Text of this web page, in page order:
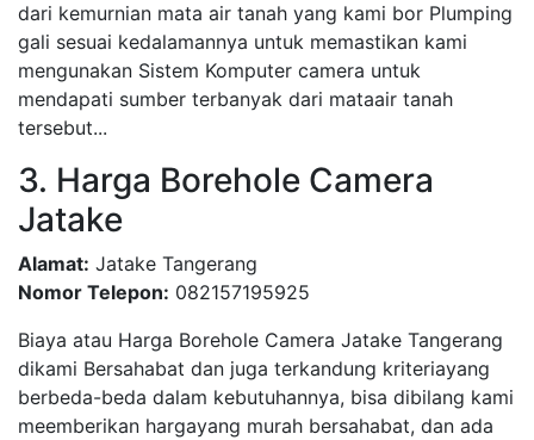
dari kemurnian mata air tanah yang kami bor Plumping
gali sesuai kedalamannya untuk memastikan kami
mengunakan Sistem Komputer camera untuk
mendapati sumber terbanyak dari mataair tanah
tersebut...
3. Harga Borehole Camera
Jatake
Alamat: Jatake Tangerang
Nomor Telepon: 082157195925
Biaya atau Harga Borehole Camera Jatake Tangerang
dikami Bersahabat dan juga terkandung kriteriayang
berbeda-beda dalam kebutuhannya, bisa dibilang kami
meemberikan hargayang murah bersahabat, dan ada